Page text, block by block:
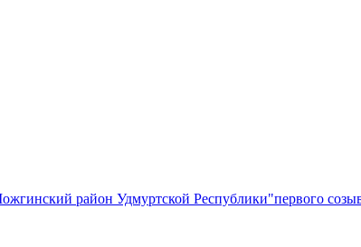
район Удмуртской Республики"первого